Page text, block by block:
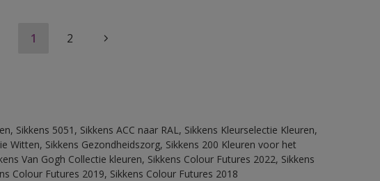
1 2
Sikkens 5051, Sikkens ACC naar RAL, Sikkens Kleurselectie Kleuren,
Witten, Sikkens Gezondheidszorg, Sikkens 200 Kleuren voor het
Van Gogh Collectie kleuren, Sikkens Colour Futures 2022, Sikkens
Colour Futures 2019, Sikkens Colour Futures 2018